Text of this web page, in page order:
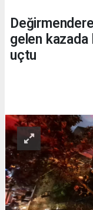
gelen kazada
uçtu